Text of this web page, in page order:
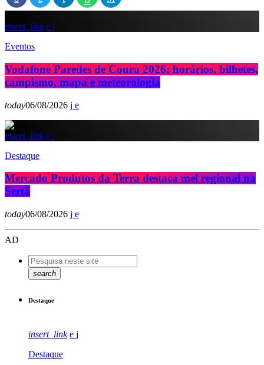
insert_link
Eventos
Vodafone Paredes de Coura 2026: horários, bilhetes,
campismo, mapa e meteorologia
today06/08/2026
insert_link
Destaque
Mercado Produtos da Terra destaca mel regional na
Sertã
today06/08/2026
AD
search
Destaque
insert_link
Destaque